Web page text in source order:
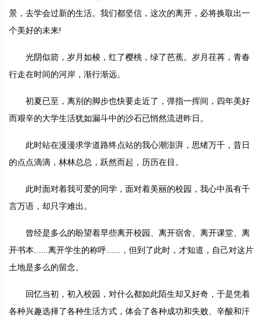
景，去学会过新的生活。我们都坚信，这次的离开，必将换取出一
个美好的未来!
光阴似箭，岁月如梭，红了樱桃，绿了芭蕉。岁月荏苒，青春
行走在时间的河岸，渐行渐远。
初夏已至，离别的脚步也快要走近了，弹指一挥间，四年美好
而艰辛的大学生活犹如漏斗中的沙石已悄然流进昨日。
此时站在漫漫求学道路终点站的我心潮澎湃，思绪万千，昔日
的点点滴滴，林林总总，跃然而起，历历在目。
此时面对着我可爱的同学，面对着美丽的校园，我心中虽有千
言万语，却只字难出。
曾经是多么的盼望着早些离开校园、离开宿舍、离开课堂、离
开书本......离开学生的称呼......，但到了此时，才知道，自己对这片
土地是多么的留念。
回忆当初，初入校园，对什么都如此陌生却又好奇，于是凭着
各种兴趣选择了各种生活方式，体会了各种成功和失败、辛酸和汗